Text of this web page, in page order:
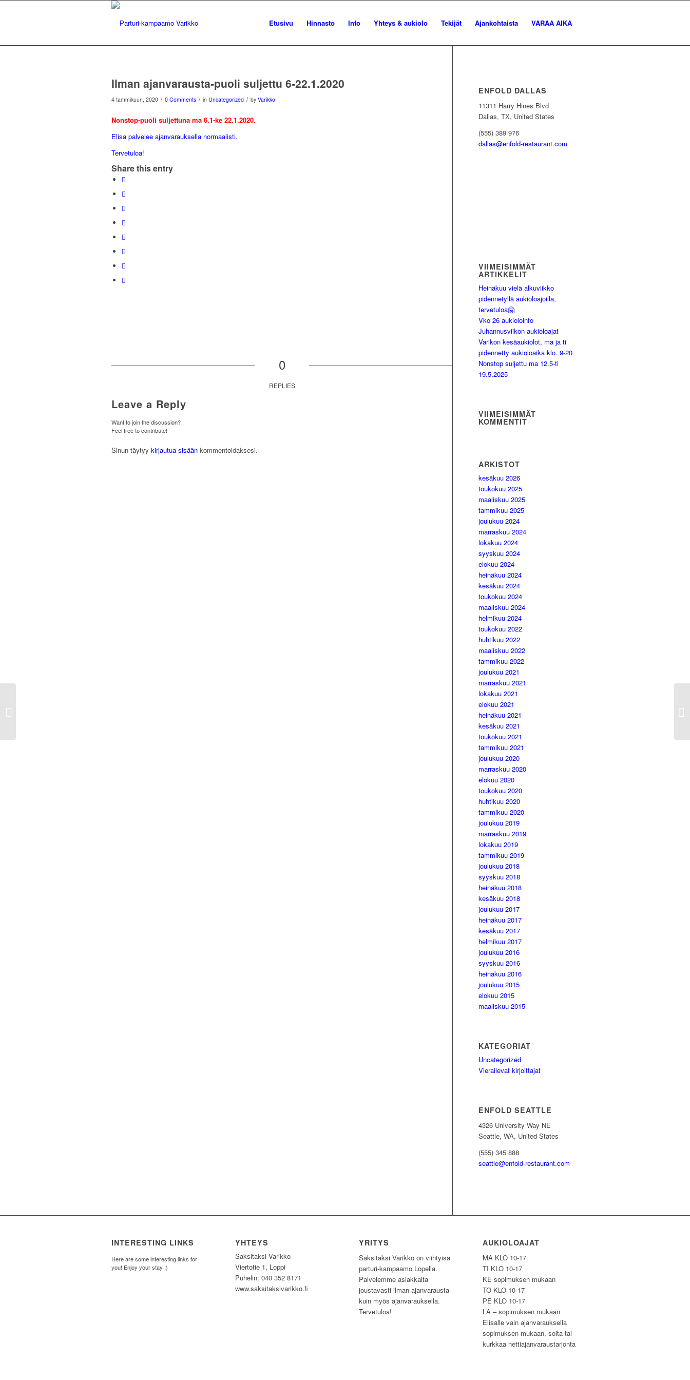
Etusivu Hinnasto Info Yhteys & aukiolo Tekijät Ajankohtaista VARAA AIKA
Ilman ajanvarausta-puoli suljettu 6-22.1.2020
4 tammikuun, 2020 / 0 Comments / in Uncategorized / by Varikko
Nonstop-puoli suljettuna ma 6.1-ke 22.1.2020.
Elisa palvelee ajanvarauksella normaalisti.
Tervetuloa!
Share this entry
0
REPLIES
Leave a Reply
Want to join the discussion?
Feel free to contribute!
Sinun täytyy kirjautua sisään kommentoidaksesi.
ENFOLD DALLAS
11311 Harry Hines Blvd
Dallas, TX, United States
(555) 389 976
dallas@enfold-restaurant.com
VIIMEISIMMÄT
ARTIKKELIT
Heinäkuu vielä alkuviikko
pidennetyllä aukioloajoilla,
tervetuloa🤗
Vko 26 aukioloinfo
Juhannusviikon aukioloajat
Varikon kesäaukiolot, ma ja ti
pidennetty aukioloaika klo. 9-20
Nonstop suljettu ma 12.5-ti
19.5.2025
VIIMEISIMMÄT
KOMMENTIT
ARKISTOT
kesäkuu 2026
toukokuu 2025
maaliskuu 2025
tammikuu 2025
joulukuu 2024
marraskuu 2024
lokakuu 2024
syyskuu 2024
elokuu 2024
heinäkuu 2024
kesäkuu 2024
toukokuu 2024
maaliskuu 2024
helmikuu 2024
toukokuu 2022
huhtikuu 2022
maaliskuu 2022
tammikuu 2022
joulukuu 2021
marraskuu 2021
lokakuu 2021
elokuu 2021
heinäkuu 2021
kesäkuu 2021
toukokuu 2021
tammikuu 2021
joulukuu 2020
marraskuu 2020
elokuu 2020
toukokuu 2020
huhtikuu 2020
tammikuu 2020
joulukuu 2019
marraskuu 2019
lokakuu 2019
tammikuu 2019
joulukuu 2018
syyskuu 2018
heinäkuu 2018
kesäkuu 2018
joulukuu 2017
heinäkuu 2017
kesäkuu 2017
helmikuu 2017
joulukuu 2016
syyskuu 2016
heinäkuu 2016
joulukuu 2015
elokuu 2015
maaliskuu 2015
KATEGORIAT
Uncategorized
Vierailevat kirjoittajat
ENFOLD SEATTLE
4326 University Way NE
Seattle, WA, United States
(555) 345 888
seattle@enfold-restaurant.com
INTERESTING LINKS
Here are some interesting links for
you! Enjoy your stay :)
YHTEYS
Saksitaksi Varikko
Viertotie 1, Loppi
Puhelin: 040 352 8171
www.saksitaksivarikko.fi
YRITYS
Saksitaksi Varikko on viihtyisä
parturi-kampaamo Lopella.
Palvelemme asiakkaita
joustavasti ilman ajanvarausta
kuin myös ajanvarauksella.
Tervetuloa!
AUKIOLOAJAT
MA KLO 10-17
TI KLO 10-17
KE sopimuksen mukaan
TO KLO 10-17
PE KLO 10-17
LA – sopimuksen mukaan
Elisalle vain ajanvarauksella
sopimuksen mukaan, soita tai
kurkkaa nettiajanvaraustarjonta